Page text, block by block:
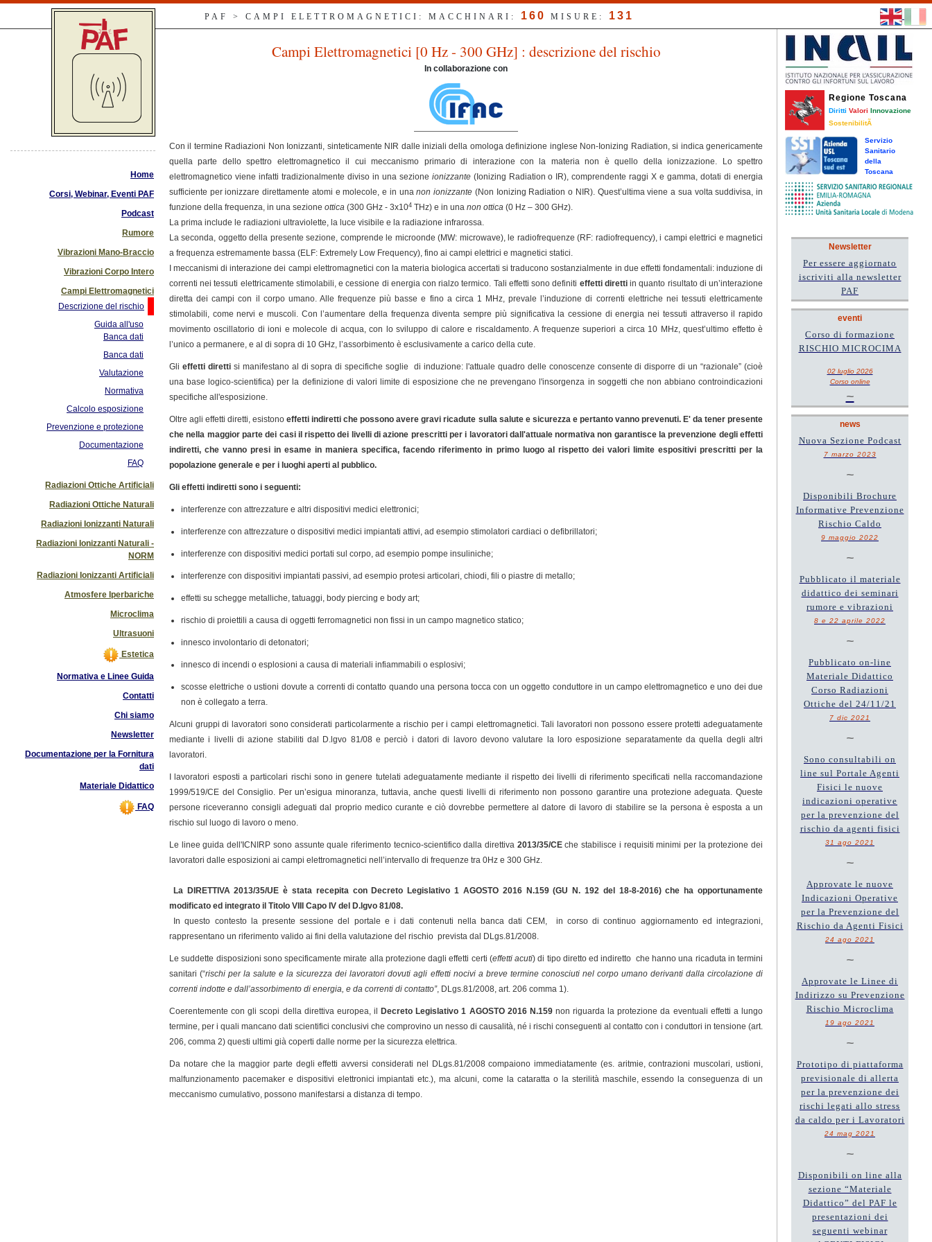
PAF > CAMPI ELETTROMAGNETICI: MACCHINARI: 160 MISURE: 131
Home
Corsi, Webinar, Eventi PAF
Podcast
Rumore
Vibrazioni Mano-Braccio
Vibrazioni Corpo Intero
Campi Elettromagnetici
Descrizione del rischio
Guida all'uso
Banca dati
Banca dati
Valutazione
Normativa
Calcolo esposizione
Prevenzione e protezione
Documentazione
FAQ
Radiazioni Ottiche Artificiali
Radiazioni Ottiche Naturali
Radiazioni Ionizzanti Naturali
Radiazioni Ionizzanti Naturali -
NORM
Radiazioni Ionizzanti Artificiali
Atmosfere Iperbariche
Microclima
Ultrasuoni
Estetica
Normativa e Linee Guida
Contatti
Chi siamo
Newsletter
Documentazione per la Fornitura
dati
Materiale Didattico
FAQ
Campi Elettromagnetici [0 Hz - 300 GHz] : descrizione del rischio
In collaborazione con
Con il termine Radiazioni Non Ionizzanti, sinteticamente NIR dalle iniziali della omologa definizione inglese Non-Ionizing Radiation, si indica genericamente
quella parte dello spettro elettromagnetico il cui meccanismo primario di interazione con la materia non è quello della ionizzazione. Lo spettro
elettromagnetico viene infatti tradizionalmente diviso in una sezione ionizzante(Ionizing Radiation o IR), comprendente raggi X e gamma, dotati di energia
sufficiente per ionizzare direttamente atomi e molecole, e in unanon ionizzante (Non Ionizing Radiation o NIR). Quest’ultima viene a sua volta suddivisa, in
funzione della frequenza, in una sezione ottica (300 GHz - 3x104 THz) e in una non ottica (0 Hz – 300 GHz).
La prima include le radiazioni ultraviolette, la luce visibile e la radiazione infrarossa.
La seconda, oggetto della presente sezione, comprende le microonde (MW: microwave), le radiofrequenze (RF: radiofrequency), i campi elettrici e magnetici
a frequenza estremamente bassa (ELF: Extremely Low Frequency), fino ai campi elettrici e magnetici statici.
I meccanismi di interazione dei campi elettromagnetici con la materia biologica accertati si traducono sostanzialmente in due effetti fondamentali: induzione di
correnti nei tessuti elettricamente stimolabili, e cessione di energia con rialzo termico. Tali effetti sono definiti effetti direttiin quanto risultato di un’interazione
diretta dei campi con il corpo umano. Alle frequenze più basse e fino a circa 1 MHz, prevale l’induzione di correnti elettriche nei tessuti elettricamente
stimolabili, come nervi e muscoli. Con l’aumentare della frequenza diventa sempre più significativa la cessione di energia nei tessuti attraverso il rapido
movimento oscillatorio di ioni e molecole di acqua, con lo sviluppo di calore e riscaldamento. A frequenze superiori a circa 10 MHz, quest’ultimo effetto è
l’unico a permanere, e al di sopra di 10 GHz, l’assorbimento è esclusivamente a carico della cute.
Gli effetti diretti si manifestano al di sopra di specifiche soglie di induzione: l'attuale quadro delle conoscenze consente di disporre di un “razionale” (cioè
una base logico-scientifica) per la definizione di valori limite di esposizione che ne prevengano l'insorgenza in soggetti che non abbiano controindicazioni
specifiche all'esposizione.
Oltre agli effetti diretti, esistonoeffetti indiretti che possono avere gravi ricadute sulla salute e sicurezza e pertanto vanno prevenuti. E' da tener presente
che nella maggior parte dei casi il rispetto dei livelli di azione prescritti per i lavoratori dall'attuale normativa non garantisce la prevenzione degli effetti
indiretti, che vanno presi in esame in maniera specifica, facendo riferimento in primo luogo al rispetto dei valori limite espositivi prescritti per la
popolazione generale e per i luoghi aperti al pubblico.
Gli effetti indiretti sono i seguenti:
interferenze con attrezzature e altri dispositivi medici elettronici;
interferenze con attrezzature o dispositivi medici impiantati attivi, ad esempio stimolatori cardiaci o defibrillatori;
interferenze con dispositivi medici portati sul corpo, ad esempio pompe insuliniche;
interferenze con dispositivi impiantati passivi, ad esempio protesi articolari, chiodi, fili o piastre di metallo;
effetti su schegge metalliche, tatuaggi, body piercing e body art;
rischio di proiettili a causa di oggetti ferromagnetici non fissi in un campo magnetico statico;
innesco involontario di detonatori;
innesco di incendi o esplosioni a causa di materiali infiammabili o esplosivi;
scosse elettriche o ustioni dovute a correnti di contatto quando una persona tocca con un oggetto conduttore in un campo elettromagnetico e uno dei due
non è collegato a terra.
Alcuni gruppi di lavoratori sono considerati particolarmente a rischio per i campi elettromagnetici. Tali lavoratori non possono essere protetti adeguatamente
mediante i livelli di azione stabiliti dal D.lgvo 81/08 e perciò i datori di lavoro devono valutare la loro esposizione separatamente da quella degli altri
lavoratori.
I lavoratori esposti a particolari rischi sono in genere tutelati adeguatamente mediante il rispetto dei livelli di riferimento specificati nella raccomandazione
1999/519/CE del Consiglio. Per un’esigua minoranza, tuttavia, anche questi livelli di riferimento non possono garantire una protezione adeguata. Queste
persone riceveranno consigli adeguati dal proprio medico curante e ciò dovrebbe permettere al datore di lavoro di stabilire se la persona è esposta a un
rischio sul luogo di lavoro o meno.
Le linee guida dell'ICNIRP sono assunte quale riferimento tecnico-scientifico dalla direttiva 2013/35/CEche stabilisce i requisiti minimi per la protezione dei
lavoratori dalle esposizioni ai campi elettromagnetici nell’intervallo di frequenze tra 0Hz e 300 GHz.
La DIRETTIVA 2013/35/UE è stata recepita con Decreto Legislativo 1 AGOSTO 2016 N.159 (GU N. 192 del 18-8-2016) che ha opportunamente
modificato ed integrato il Titolo VIII Capo IV del D.lgvo 81/08.
In questo contesto la presente sessione del portale e i dati contenuti nella banca dati CEM, in corso di continuo aggiornamento ed integrazioni,
rappresentano un riferimento valido ai fini della valutazione del rischio prevista dal DLgs.81/2008.
Le suddette disposizioni sono specificamente mirate alla protezione dagli effetti certi (effetti acuti) di tipo diretto ed indiretto che hanno una ricaduta in termini
sanitari (“rischi per la salute e la sicurezza dei lavoratori dovuti agli effetti nocivi a breve termine conosciuti nel corpo umano derivanti dalla circolazione di
correnti indotte e dall’assorbimento di energia, e da correnti di contatto”, DLgs.81/2008, art. 206 comma 1).
Coerentemente con gli scopi della direttiva europea, il Decreto Legislativo 1 AGOSTO 2016 N.159non riguarda la protezione da eventuali effetti a lungo
termine, per i quali mancano dati scientifici conclusivi che comprovino un nesso di causalità, né i rischi conseguenti al contatto con i conduttori in tensione (art.
206, comma 2) questi ultimi già coperti dalle norme per la sicurezza elettrica.
Da notare che la maggior parte degli effetti avversi considerati nel DLgs.81/2008 compaiono immediatamente (es. aritmie, contrazioni muscolari, ustioni,
malfunzionamento pacemaker e dispositivi elettronici impiantati etc.), ma alcuni, come la cataratta o la sterilità maschile, essendo la conseguenza di un
meccanismo cumulativo, possono manifestarsi a distanza di tempo.
Regione Toscana
Diritti Valori Innovazione
SostenibilitÃ
Servizio
Sanitario
della
Toscana
Newsletter
Per essere aggiornato
iscriviti alla newsletter
PAF
eventi
Corso di formazione
RISCHIO MICROCIMA
02 luglio 2026
Corso online
~
news
Nuova Sezione Podcast
7 marzo 2023
~
Disponibili Brochure
Informative Prevenzione
Rischio Caldo
9 maggio 2022
~
Pubblicato il materiale
didattico dei seminari
rumore e vibrazioni
8 e 22 aprile 2022
~
Pubblicato on-line
Materiale Didattico
Corso Radiazioni
Ottiche del 24/11/21
7 dic 2021
~
Sono consultabili on
line sul Portale Agenti
Fisici le nuove
indicazioni operative
per la prevenzione del
rischio da agenti fisici
31 ago 2021
~
Approvate le nuove
Indicazioni Operative
per la Prevenzione del
Rischio da Agenti Fisici
24 ago 2021
~
Approvate le Linee di
Indirizzo su Prevenzione
Rischio Microclima
19 ago 2021
~
Prototipo di piattaforma
previsionale di allerta
per la prevenzione dei
rischi legati allo stress
da caldo per i Lavoratori
24 mag 2021
~
Disponibili on line alla
sezione “Materiale
Didattico” del PAF le
presentazioni dei
seguenti webinar